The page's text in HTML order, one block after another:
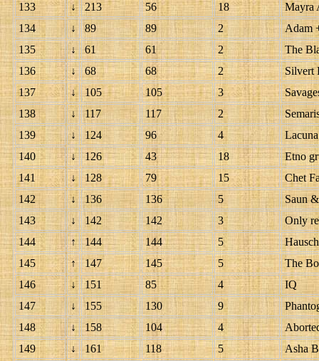
133
↓ 213 56 18
Mayra
134
↓ 89 89 2
Adam
135
↓ 61 61 2
The
136
↓ 68 68 2
Silvert
137
↓ 105 105 3
138
↓ 117 117 2
139
↓ 124 96 4
140
↓ 126 43 18
Etno
141
↓ 128 79 15
Chet
142
↓ 136 136 5
Saun
143
↓ 142 142 3
Only
144
↑ 144 144 5
145
↑ 147 145 5
The
146
↓ 151 85 4
IQ
147
↓ 155 130 9
148
↓ 158 104 4
149
↓ 161 118 5
Asha